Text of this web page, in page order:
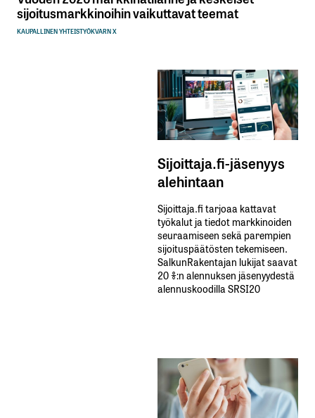
sijoitusmarkkinoihin vaikuttavat teemat
KAUPALLINEN YHTEISTYÖKVARN X
Sijoittaja.fi-jäsenyys
alehintaan
Sijoittaja.fi tarjoaa kattavat
työkalut ja tiedot markkinoiden
seuraamiseen sekä parempien
sijoituspäätösten tekemiseen.
SalkunRakentajan lukijat saavat
20 %:n alennuksen jäsenyydestä
alennuskoodilla SRSI20